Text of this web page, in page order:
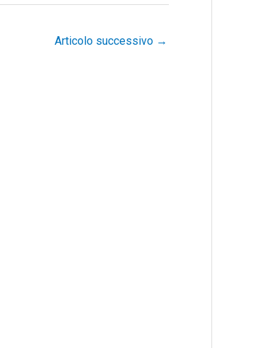
Articolo successivo →